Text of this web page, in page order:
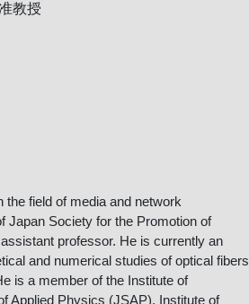
教授
field of media and network
Japan Society for the Promotion of
professor. He is currently an
and numerical studies of optical fibers
is a member of the Institute of
Applied Physics (JSAP), Institute of